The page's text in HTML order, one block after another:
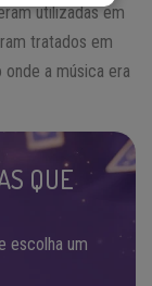
utilizadas em
tratados em
a música era
QUE
escolha um